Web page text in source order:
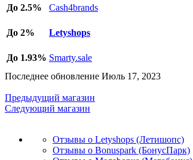
До 2.5% Cash4brands
До 2% Letyshops
До 1.93% Smarty.sale
Последнее обновление Июль 17, 2023
Предыдущий магазин
Следующий магазин
Отзывы о Letyshops (Летишопс)
Отзывы о Bonuspark (БонусПарк)